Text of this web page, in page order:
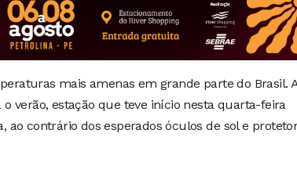
mais amenas em grande parte do Brasil.
verão, estação que teve início nesta quarta-feira
ao contrário dos esperados óculos de sol e